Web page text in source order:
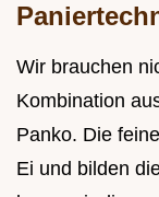
Wir brauchen
Kombination
Panko. Die
Ei und bilden